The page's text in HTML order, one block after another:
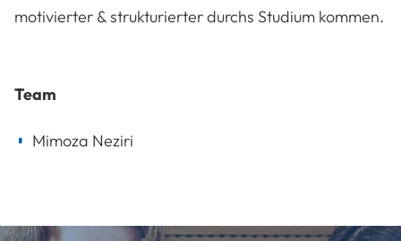
motivierter & strukturierter durchs Studium kommen.
Team
Mimoza Neziri